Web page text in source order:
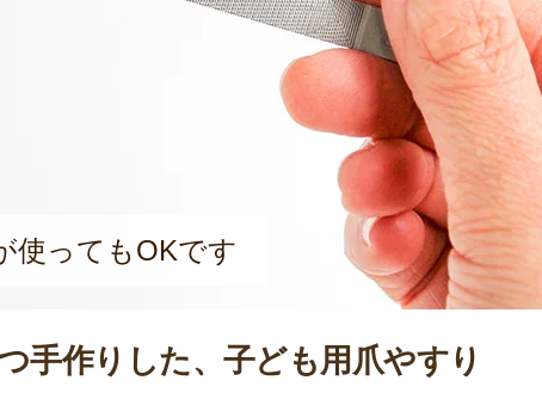
使ってもOKです
手作りした、子ども用爪やすり